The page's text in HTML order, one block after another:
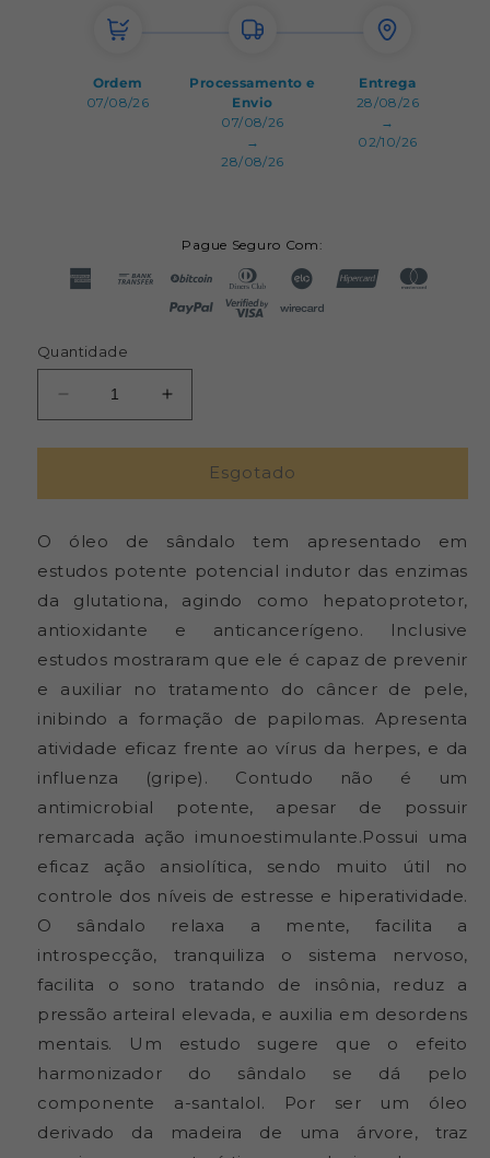
Ordem
07/08/26
Processamento e
Envio
07/08/26
→
28/08/26
Entrega
28/08/26
→
02/10/26
Pague Seguro Com:
Quantidade
Diminuir
a
quantidade
Óleo
de
Sândalo
Mysore
(CO2-
SE)
-
Laszlo
-
Frasco
com
5ml
Aumentar
a
quantidade
Óleo
de
Sândalo
Mysore
(CO2-
SE)
-
Laszlo
-
Frasco
com
5ml
Esgotado
O óleo de sândalo tem apresentado em
estudos potente potencial indutor das enzimas
da glutationa, agindo como hepatoprotetor,
antioxidante e anticancerígeno. Inclusive
estudos mostraram que ele é capaz de prevenir
e auxiliar no tratamento do câncer de pele,
inibindo a formação de papilomas. Apresenta
atividade eficaz frente ao vírus da herpes, e da
influenza (gripe). Contudo não é um
antimicrobial potente, apesar de possuir
remarcada ação imunoestimulante.Possui uma
eficaz ação ansiolítica, sendo muito útil no
controle dos níveis de estresse e hiperatividade.
O sândalo relaxa a mente, facilita a
introspecção, tranquiliza o sistema nervoso,
facilita o sono tratando de insônia, reduz a
pressão arteiral elevada, e auxilia em desordens
mentais. Um estudo sugere que o efeito
harmonizador do sândalo se dá pelo
componente a-santalol. Por ser um óleo
derivado da madeira de uma árvore, traz